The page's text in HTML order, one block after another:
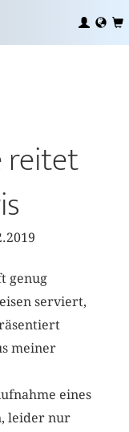
reitet
genug
serviert,
meiner
eines
leider nur